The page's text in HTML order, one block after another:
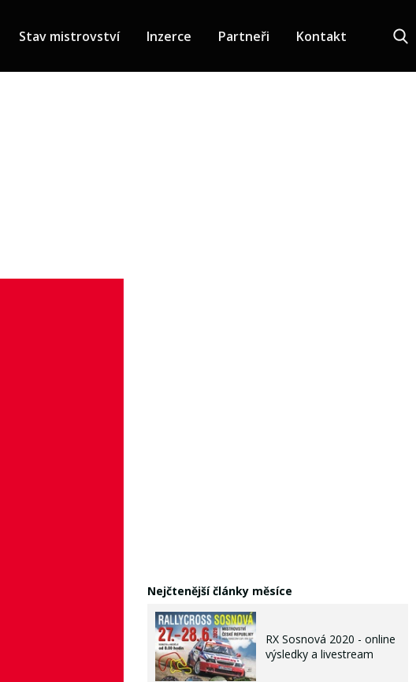
Stav mistrovství Inzerce Partneři Kontakt
Nejčtenější články měsíce
RX Sosnová 2020 - online
výsledky a livestream